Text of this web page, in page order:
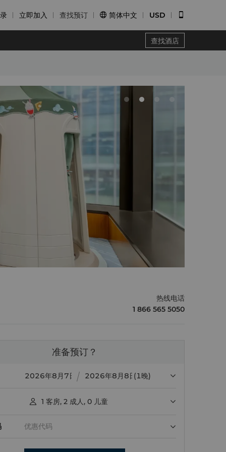
立即加入 查找预订  简体中文 USD
查找酒店
热线电话
1 866 565 5050
准备预订？
(1晚)
 1 客房, 2 成人 , 0 儿童